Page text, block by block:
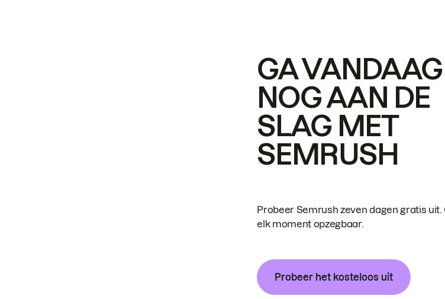
GA VANDAAG
NOG AAN DE
SLAG MET
SEMRUSH
Probeer Semrush zeven dagen gratis uit.
elk moment opzegbaar.
Probeer het kosteloos uit